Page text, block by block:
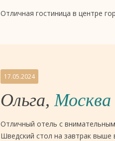
Отличная гостиница в центре
17.05.2024
Ольга,Москва
Отличный отель с
Шведский стол на завтрак выше